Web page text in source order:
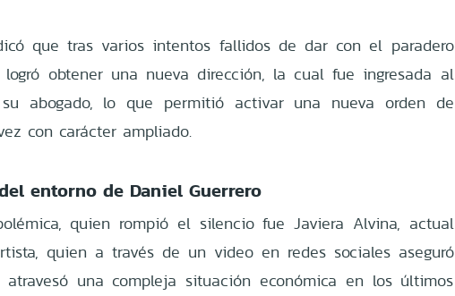
que tras varios intentos fallidos de dar con el paradero
logró obtener una nueva dirección, la cual fue ingresada al
abogado, lo que permitió activar una nueva orden de
con carácter ampliado.
entorno de Daniel Guerrero
quien rompió el silencio fue Javiera Alvina, actual
quien a través de un video en redes sociales aseguró
atravesó una compleja situación económica en los últimos